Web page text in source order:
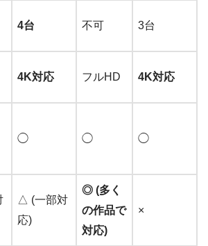
4台 不可 3台
4K対応 フルHD 4K対応
◯ ◯ ◯
△ (一部対
応)
◎ (多く
の作品で
対応)
×